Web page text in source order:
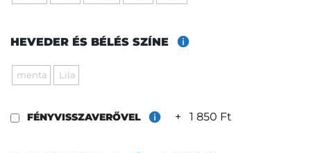
HEVEDER ÉS BÉLÉS SZÍNE
menta Lila
FÉNYVISSZAVERŐVEL + 1 850 Ft